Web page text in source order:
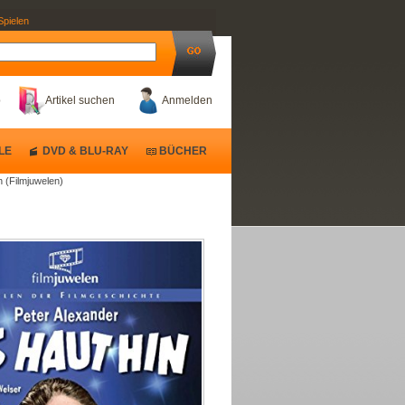
Anmelden
Artikel suchen
(Filmjuwelen)
DVD & BLU-RAY BÜCHER